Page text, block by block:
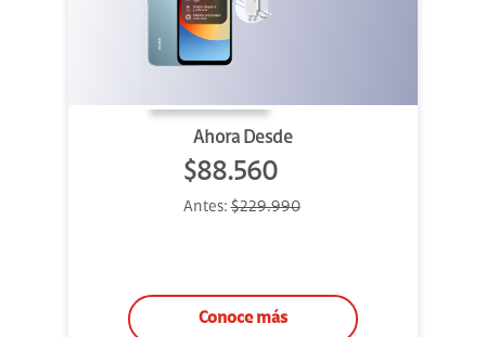
Ahora Desde
$88.560
Antes:$229.990
Conoce más